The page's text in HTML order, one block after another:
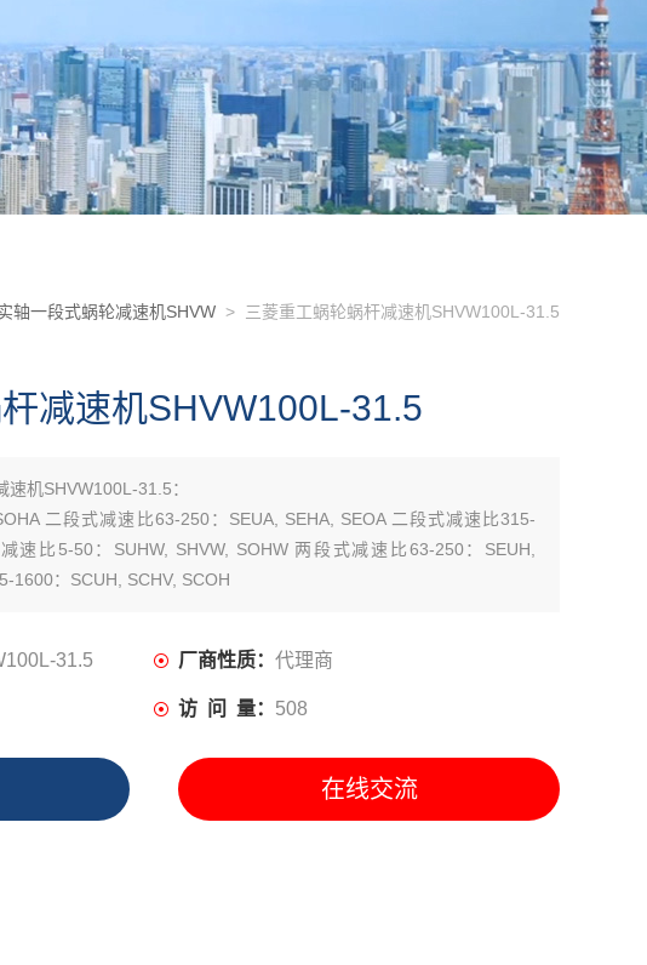
轴一段式蜗轮减速机SHVW > 三菱重工蜗轮蜗杆减速机SHVW100L-31.5
减速机SHVW100L-31.5
速机SHVW100L-31.5：
二段式减速比63-250：SEUA, SEHA, SEOA 二段式减速比315-
速比5-50：SUHW, SHVW, SOHW 两段式减速比63-250：SEUH,
1600：SCUH, SCHV, SCOH
31.5 厂商性质： 代理商
访 问 量： 508
在线交流